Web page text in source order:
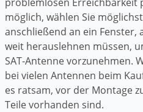
möglich, wählen Sie
anschließend an ein Fenster,
weit herauslehnen müssen,
SAT-Antenne vorzunehmen.
bei vielen Antennen beim
es ratsam, vor der Montage
Teile vorhanden sind.